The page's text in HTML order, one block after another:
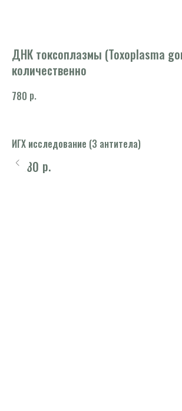
ДНК токсоплазмы (Toxoplasma
количественно
780 р.
ИГХ исследование (3 антитела)
9 380 р.